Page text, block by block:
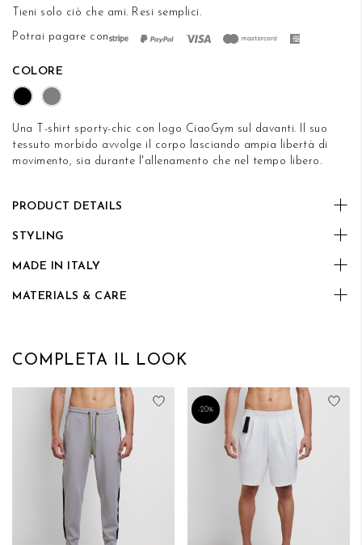
Tieni solo ciò che ami. Resi semplici.
Potrai pagare con
COLORE
Una T-shirt sporty-chic con logo CiaoGym sul davanti. Il suo
tessuto morbido avvolge il corpo lasciando ampia libertà di
movimento, sia durante l'allenamento che nel tempo libero.
PRODUCT DETAILS
STYLING
MADE IN ITALY
MATERIALS & CARE
COMPLETA IL LOOK
Aggiungi alla lista desideri
-20%